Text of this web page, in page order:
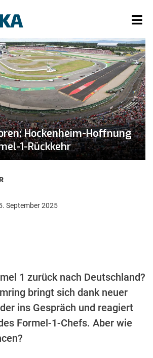
Hockenheim-Hoffnung
1-Rückkehr
September 2025
1 zurück nach Deutschland?
bringt sich dank neuer
ins Gespräch und reagiert
Formel-1-Chefs. Aber wie